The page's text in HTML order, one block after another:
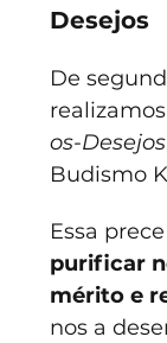
Desejos
De
os-Desejos
Budismo
Essa
purificar
mérito e
nos a